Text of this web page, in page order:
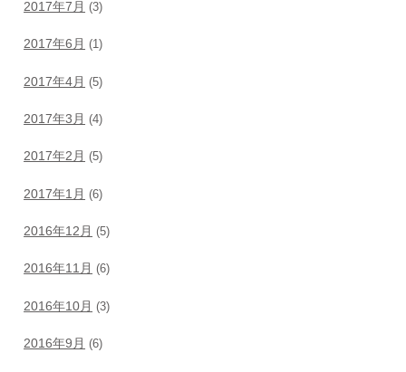
2017年7月 (3)
2017年6月 (1)
2017年4月 (5)
2017年3月 (4)
2017年2月 (5)
2017年1月 (6)
2016年12月 (5)
2016年11月 (6)
2016年10月 (3)
2016年9月 (6)